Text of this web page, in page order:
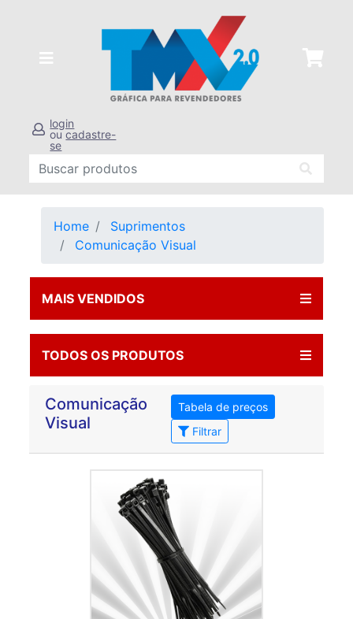
login
oucadastre-
se
Home
Suprimentos
Comunicação Visual
MAIS VENDIDOS
TODOS OS PRODUTOS
Comunicação
Visual
Tabela de preços
Filtrar